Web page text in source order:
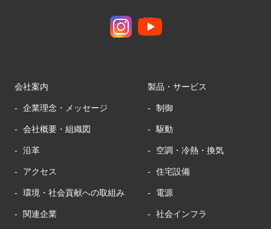
会社案内
企業理念・メッセージ
会社概要・組織図
沿革
アクセス
環境・社会貢献への取組み
関連企業
製品・サービス
制御
駆動
空調・冷熱・換気
住宅設備
電源
社会インフラ